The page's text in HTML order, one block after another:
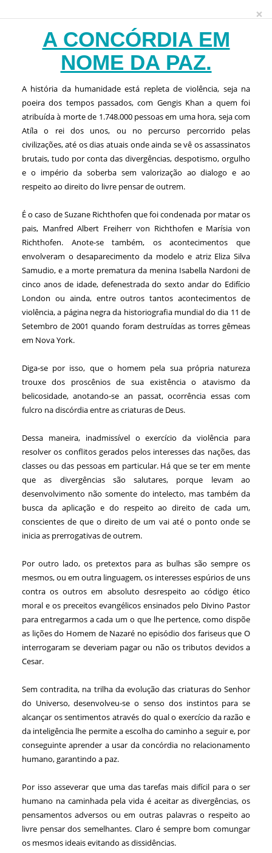
×
A CONCÓRDIA EM
NOME DA PAZ.
A história da humanidade está repleta de violência, seja na
poeira dos tempos passados, com Gengis Khan a quem foi
atribuída à morte de 1.748.000 pessoas em uma hora, seja com
Atíla o rei dos unos, ou no percurso percorrido pelas
civilizações, até os dias atuais onde ainda se vê os assassinatos
brutais, tudo por conta das divergências, despotismo, orgulho
e o império da soberba sem valorização ao dialogo e ao
respeito ao direito do livre pensar de outrem.
É o caso de Suzane Richthofen que foi condenada por matar os
pais, Manfred Albert Freiherr von Richthofen e Marísia von
Richthofen. Anote-se também, os acontecimentos que
envolveram o desaparecimento da modelo e atriz Eliza Silva
Samudio, e a morte prematura da menina Isabella Nardoni de
cinco anos de idade, defenestrada do sexto andar do Edifício
London ou ainda, entre outros tantos acontecimentos de
violência, a página negra da historiografia mundial do dia 11 de
Setembro de 2001 quando foram destruídas as torres gêmeas
em Nova York.
Diga-se por isso, que o homem pela sua própria natureza
trouxe dos proscênios de sua existência o atavismo da
belicosidade, anotando-se an passat, ocorrência essas com
fulcro na discórdia entre as criaturas de Deus.
Dessa maneira, inadmissível o exercício da violência para
resolver os conflitos gerados pelos interesses das nações, das
classes ou das pessoas em particular. Há que se ter em mente
que as divergências são salutares, porque levam ao
desenvolvimento não somente do intelecto, mas também da
busca da aplicação e do respeito ao direito de cada um,
conscientes de que o direito de um vai até o ponto onde se
inicia as prerrogativas de outrem.
Por outro lado, os pretextos para as bulhas são sempre os
mesmos, ou em outra linguagem, os interesses espúrios de uns
contra os outros em absoluto desrespeito ao código ético
moral e os preceitos evangélicos ensinados pelo Divino Pastor
para entregarmos a cada um o que lhe pertence, como dispõe
as lições do Homem de Nazaré no episódio dos fariseus que O
interrogaram se deveriam pagar ou não os tributos devidos a
Cesar.
Sem contradita, na trilha da evolução das criaturas do Senhor
do Universo, desenvolveu-se o senso dos instintos para se
alcançar os sentimentos através do qual o exercício da razão e
da inteligência lhe permite a escolha do caminho a seguir e, por
conseguinte aprender a usar da concórdia no relacionamento
humano, garantindo a paz.
Por isso asseverar que uma das tarefas mais difícil para o ser
humano na caminhada pela vida é aceitar as divergências, os
pensamentos adversos ou em outras palavras o respeito ao
livre pensar dos semelhantes. Claro é sempre bom comungar
os mesmos ideais evitando as dissidências.